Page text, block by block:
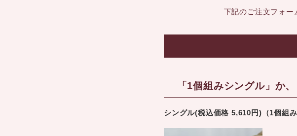
下記のご注文フォー
「1個組みシングル」か
シングル(税込価格 5,610円)（1個組み